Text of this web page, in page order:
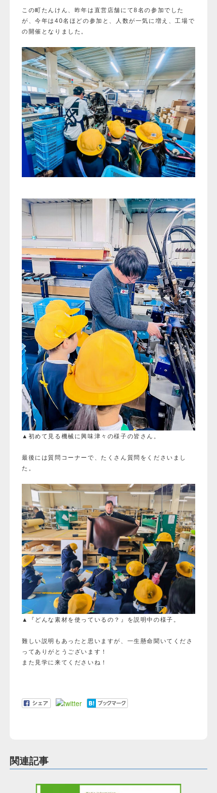
この町たんけん、昨年は直営店舗にて8名の参加でした
が、今年は40名ほどの参加と、人数が一気に増え、工場で
の開催となりました。
▲初めて見る機械に興味津々の様子の皆さん。
最後には質問コーナーで、たくさん質問をくださいまし
た。
▲『どんな素材を使っているの？』を説明中の様子。
難しい説明もあったと思いますが、一生懸命聞いてくださ
ってありがとうございます！
また見学に来てくださいね！
関連記事